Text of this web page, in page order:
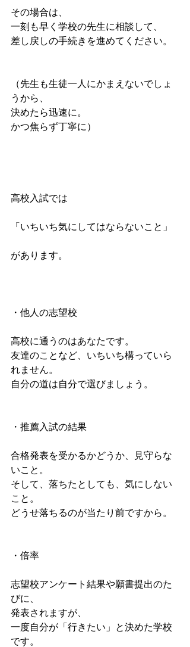
その場合は、
一刻も早く学校の先生に相談して、
差し戻しの手続きを進めてください。
（先生も生徒一人にかまえないでしょ
うから、
決めたら迅速に。
かつ焦らず丁寧に）
高校入試では
「いちいち気にしてはならないこと」
があります。
・他人の志望校
高校に通うのはあなたです。
友達のことなど、いちいち構っていら
れません。
自分の道は自分で選びましょう。
・推薦入試の結果
合格発表を受かるかどうか、見守らな
いこと。
そして、落ちたとしても、気にしない
こと。
どうせ落ちるのが当たり前ですから。
・倍率
志望校アンケート結果や願書提出のた
びに、
発表されますが、
一度自分が「行きたい」と決めた学校
です。